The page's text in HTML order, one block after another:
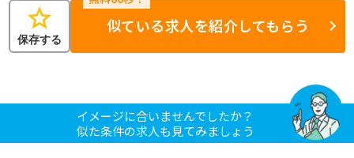
star
保存する
似ている求人を紹介してもらう
イメージに合いませんでしたか？
似た条件の求人も見てみましょう